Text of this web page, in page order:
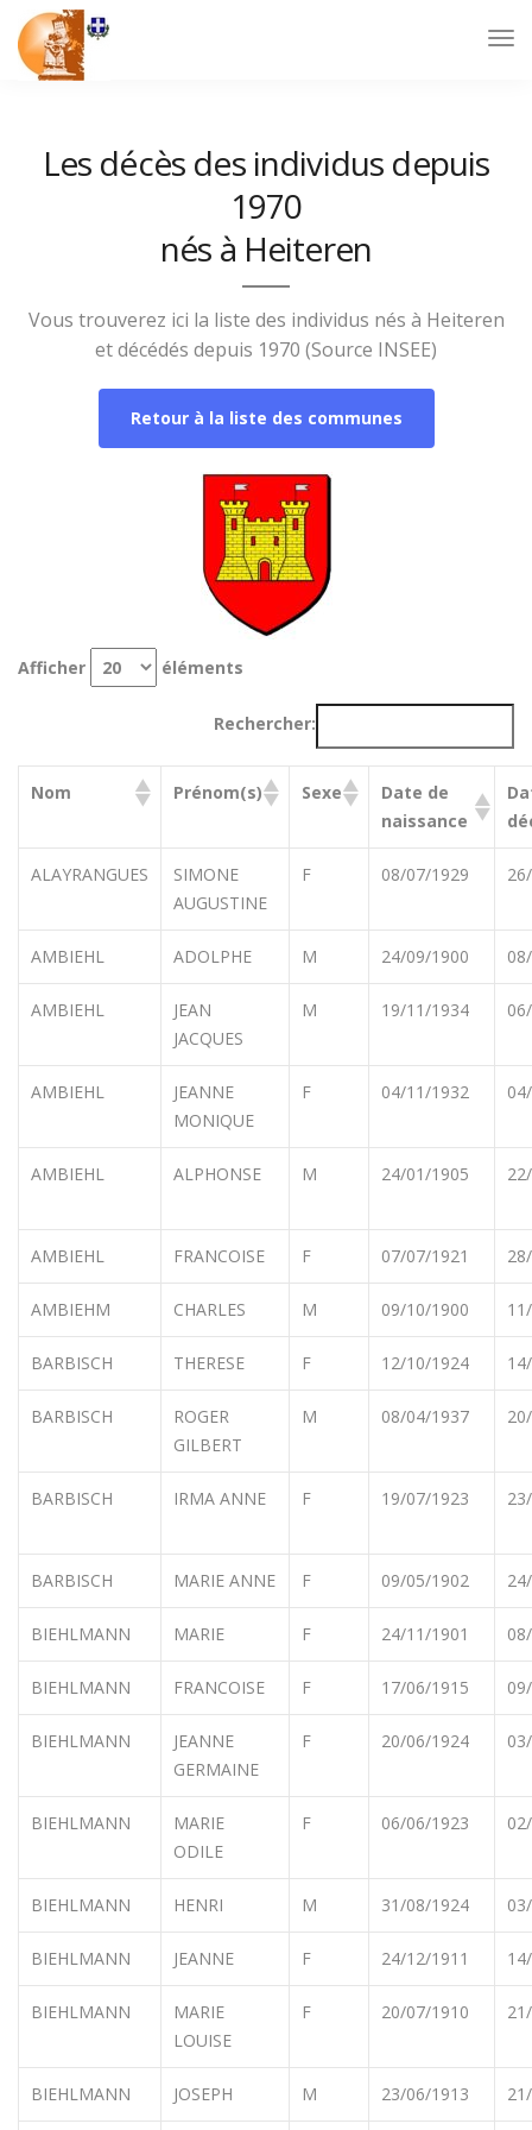
Les décès des individus depuis
1970
nés à Heiteren
Vous trouverez ici la liste des individus nés à Heiteren
et décédés depuis 1970 (Source INSEE)
Retour à la liste des communes
Afficher éléments
Rechercher:
Nom Prénom(s) Sexe
Date de
naissance
ALAYRANGUES
SIMONE
AUGUSTINE
F 08/07/1929
AMBIEHL ADOLPHE M 24/09/1900
AMBIEHL
JEAN
JACQUES
M 19/11/1934
AMBIEHL
JEANNE
MONIQUE
F 04/11/1932
AMBIEHL ALPHONSE M 24/01/1905
AMBIEHL FRANCOISE F 07/07/1921
AMBIEHM CHARLES M 09/10/1900
BARBISCH THERESE F 12/10/1924
BARBISCH
ROGER
GILBERT
M 08/04/1937
BARBISCH IRMA ANNE F 19/07/1923
BARBISCH MARIE ANNE F 09/05/1902
BIEHLMANN MARIE F 24/11/1901
BIEHLMANN FRANCOISE F 17/06/1915
BIEHLMANN
JEANNE
GERMAINE
F 20/06/1924
BIEHLMANN
MARIE
ODILE
F 06/06/1923
BIEHLMANN HENRI M 31/08/1924
BIEHLMANN JEANNE F 24/12/1911
BIEHLMANN
MARIE
LOUISE
F 20/07/1910
BIEHLMANN JOSEPH M 23/06/1913